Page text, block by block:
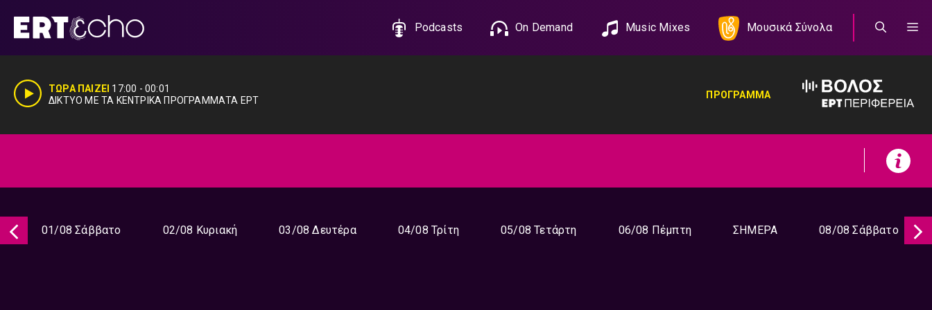
περιεχόμενο
Podcasts On Demand Music Mixes Μουσικά Σύνολα
ΤΩΡΑ ΠΑΙΖΕΙ 17:00 -00:01
ΔΙΚΤΥΟ ΜΕ ΤΑ ΚΕΝΤΡΙΚΑ ΠΡΟΓΡΑΜΜΑΤΑ ΕΡΤ
ΠΡΟΓΡΑΜΜΑ
01/08 Σάββατο 02/08 Κυριακή 03/08 Δευτέρα 04/08 Τρίτη 05/08 Τετάρτη 06/08 Πέμπτη ΣΗΜΕΡΑ 08/08 Σάββατο